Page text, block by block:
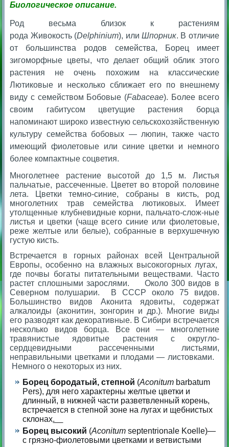
Биологическое описание.
Род весьма близок к растениям
рода Живокость(Delphinium), или Шпорник. В отличие
от большинства родов семейства, Борец имеет
зигоморфные цветы, что делает общий облик этого
растения не очень похожим на классические
Лютиковые и несколько сближает его по внешнему
виду с семейством Бобовые (Fabaceae). Более всего
своим габитусом цветущие растения борца
напоминают широко известную сельскохозяйственную
культуру семейства бобовых — люпин, также часто
имеющий фиолетовые или синие цветки и немного
более компактные соцветия.
Многолетнее растение высотой до 1,5 м. Листья
пальчатые, рассеченные. Цветет во второй половине
лета. Цветки темно-синие, собраны в кисть, род
многолетних трав семейства лютиковых. Имеет
утолщенные клубневидные корни, пальчато-слож-ные
листья и цветки (чаще всего синие или фиолетовые,
реже желтые или белые), собранные в верхушечную
густую кисть.
Встречается в горных районах всей Центральной
Европы, особенно на влажных высокогорных лугах,
где почвы богаты питательными веществами. Часто
растет сплошными зарослями. Около 300 видов в
Северном полушарии. В СССР около 75 видов.
Большинство видов Аконита ядовиты, содержат
алкалоиды (аконитин, зонгорин и др.). Многие виды
его разводят как декоративные. В Сибири встречается
несколько видов борца. Все они — многолетние
травянистые ядовитые растения с округло-
сердцевидными рассеченными листьями,
неправильными цветками и плодами — листовками.
Немного о некоторых из них.
Борец бородатый, степной (Aconitum barbatum
Pers), для него характерны желтые цветки и
длинный, в нижней части разветвленный корень,
встречается в степной зоне на лугах и щебнистых
склонах.
Борец высокий (Aconitumseptentrionale Koelle)—
с грязно-фиолетовыми цветками и ветвистыми